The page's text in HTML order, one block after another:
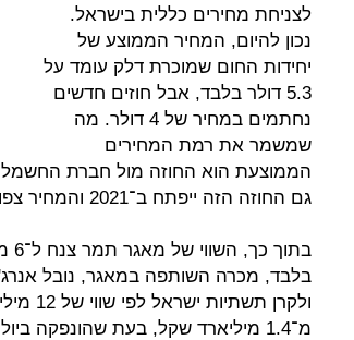
לצניחת מחירים כללית בישראל.
נכון להיום, המחיר הממוצע של
יחידות החום שמוכרת דלק עומד על
5.3 דולר בלבד, אבל חוזים חדשים
נחתמים במחיר של 4 דולר. מה
שמשמר את רמת המחירים
גם החוזה הזה ייפתח ב־2021 והמחיר צפוי לרדת ב־25%.
מ־1.4 מיליארד שקל, בעת שהונפקה ביולי 2018, לשווי של 280 מיליון שקל בלבד.